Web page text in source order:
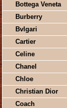
Bottega Veneta
Burberry
Bvlgari
Cartier
Celine
Chanel
Chloe
Christian Dior
Coach